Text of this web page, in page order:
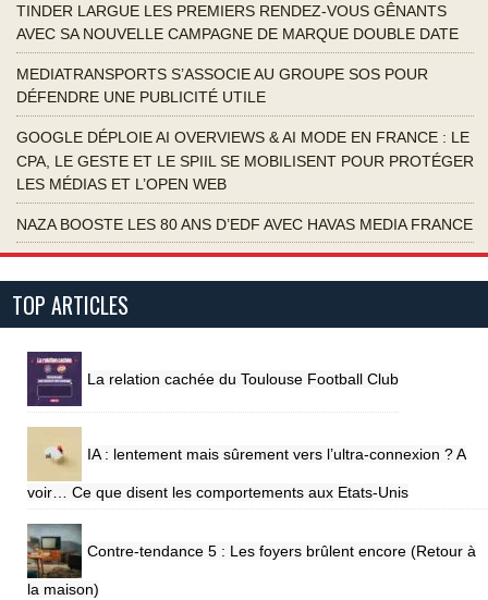
TINDER LARGUE LES PREMIERS RENDEZ-VOUS GÊNANTS
AVEC SA NOUVELLE CAMPAGNE DE MARQUE DOUBLE DATE
MEDIATRANSPORTS S’ASSOCIE AU GROUPE SOS POUR
DÉFENDRE UNE PUBLICITÉ UTILE
GOOGLE DÉPLOIE AI OVERVIEWS & AI MODE EN FRANCE : LE
CPA, LE GESTE ET LE SPIIL SE MOBILISENT POUR PROTÉGER
LES MÉDIAS ET L’OPEN WEB
NAZA BOOSTE LES 80 ANS D’EDF AVEC HAVAS MEDIA FRANCE
TOP ARTICLES
La relation cachée du Toulouse Football Club
IA : lentement mais sûrement vers l’ultra-connexion ? A
voir… Ce que disent les comportements aux Etats-Unis
Contre-tendance 5 : Les foyers brûlent encore (Retour à
la maison)